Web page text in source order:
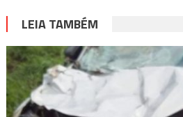
LEIA TAMBÉM